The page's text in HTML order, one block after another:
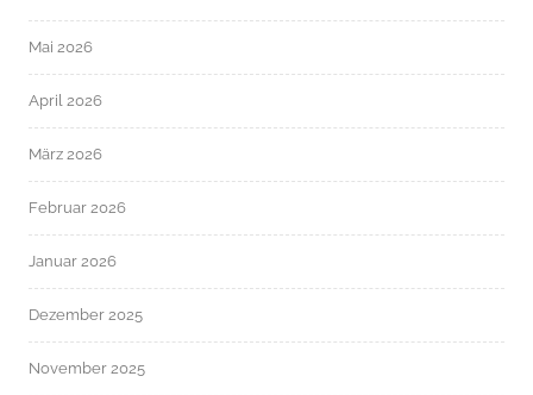
Mai 2026
April 2026
März 2026
Februar 2026
Januar 2026
Dezember 2025
November 2025